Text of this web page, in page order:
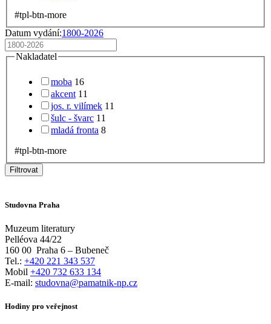
#tpl-btn-more
Datum vydání:1800-2026
Nakladatel
moba 16
akcent 11
jos. r. vilímek 11
šulc - švarc 11
mladá fronta 8
#tpl-btn-more
Filtrovat
Studovna Praha
Muzeum literatury
Pelléova 44/22
160 00 Praha 6 – Bubeneč
Tel.: +420 221 343 537
Mobil +420 732 633 134
E-mail: studovna@pamatnik-np.cz
Hodiny pro veřejnost